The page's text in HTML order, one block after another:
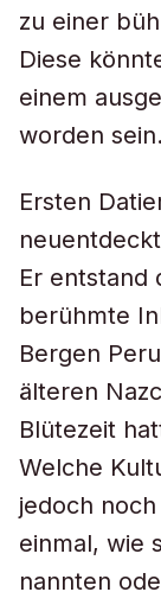
zu einer
Diese
einem
worden
Ersten
Er entstand
berühmte
Bergen
älteren
Blütezeit
Welche
jedoch
einmal, wie
nannten